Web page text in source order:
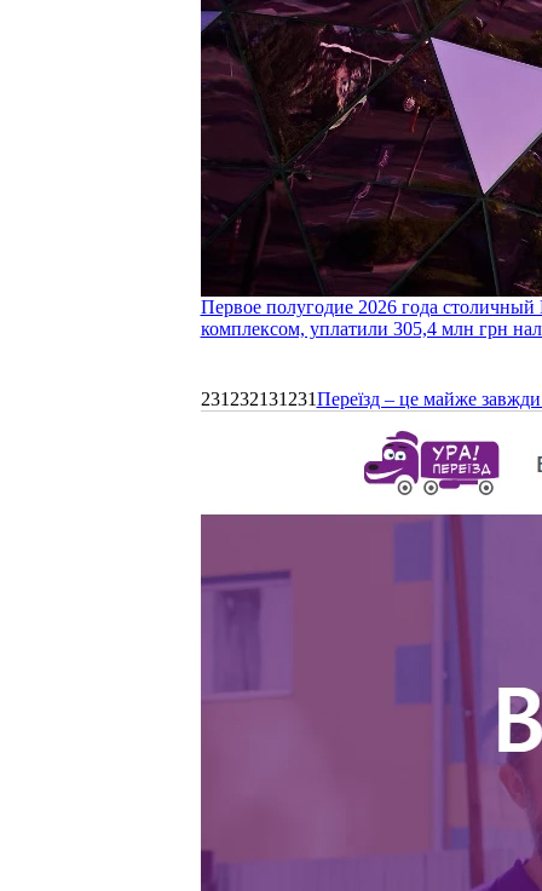
Первое полугодие 2026 года
комплексом, уплатили 305,4 млн грн
231232131231Переїзд – це майже